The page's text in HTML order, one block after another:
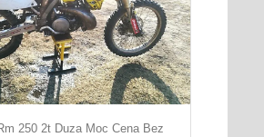
250 2t Duza Moc Cena Bez